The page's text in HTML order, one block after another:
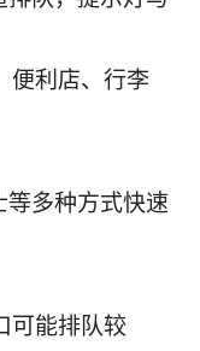
便利店、行李
多种方式快速
可能排队较